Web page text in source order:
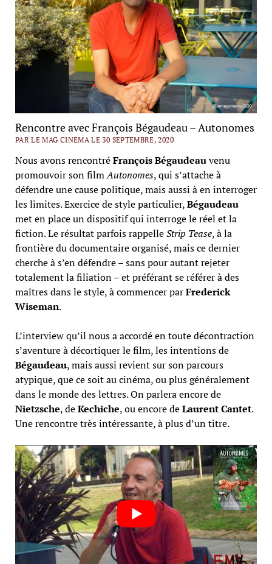
Rencontre avec François Bégaudeau – Autonomes
PAR LE MAG CINEMA LE 30 SEPTEMBRE, 2020
Nous avons rencontréFrançois Bégaudeauvenu
promouvoir son filmAutonomes, qui s’attache à
défendre une cause politique, mais aussi à en interroger
les limites. Exercice de style particulier,Bégaudeau
met en place un dispositif qui interroge le réel et la
fiction. Le résultat parfois rappelleStrip Tease, à la
frontière du documentaire organisé, mais ce dernier
cherche à s’en défendre – sans pour autant rejeter
totalement la filiation – et préférant se référer à des
maîtres dans le style, à commencer parFrederick
Wiseman.
L’interview qu’il nous a accordé en toute décontraction
s’aventure à décortiquer le film, les intentions de
Bégaudeau, mais aussi revient sur son parcours
atypique, que ce soit au cinéma, ou plus généralement
dans le monde des lettres. On parlera encore de
Nietzsche, deKechiche, ou encore deLaurent Cantet.
Une rencontre très intéressante, à plus d’un titre.